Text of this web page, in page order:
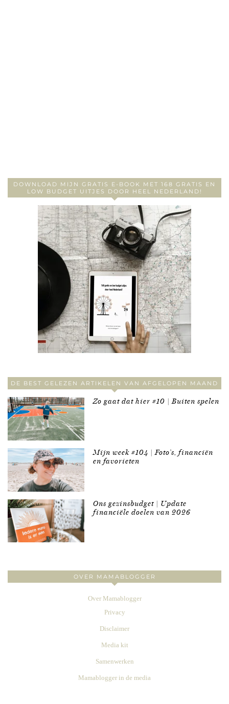
DOWNLOAD MIJN GRATIS E-BOOK MET 168 GRATIS EN
LOW BUDGET UITJES DOOR HEEL NEDERLAND!
DE BEST GELEZEN ARTIKELEN VAN AFGELOPEN MAAND
Zo gaat dat hier #10 | Buiten spelen
Mijn week #104 | Foto’s, financiën
en favorieten
Ons gezinsbudget | Update
financiële doelen van 2026
OVER MAMABLOGGER
Over Mamablogger
Privacy
Disclaimer
Media kit
Samenwerken
Mamablogger in de media